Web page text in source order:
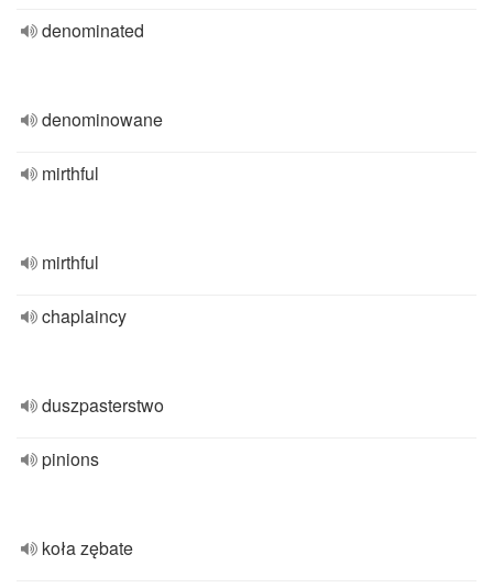
denominated
denominowane
mirthful
mirthful
chaplaincy
duszpasterstwo
pinions
koła zębate